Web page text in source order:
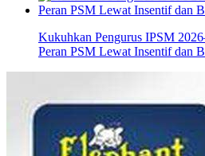
Kukuhkan Pengurus IPSM
Peran PSM Lewat Insentif dan